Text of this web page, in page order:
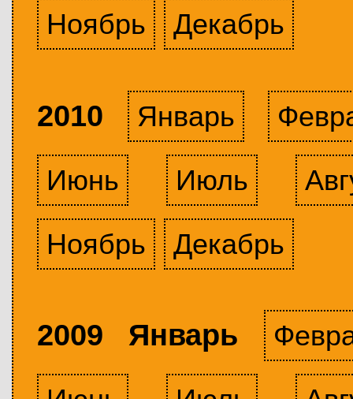
Ноябрь
Декабрь
2010 Январь
Июнь
Июль
Ноябрь
Декабрь
2009 Январь